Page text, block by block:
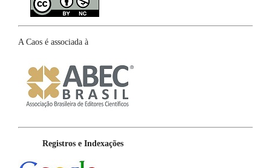
A Caos é associada à
Registros e Indexações